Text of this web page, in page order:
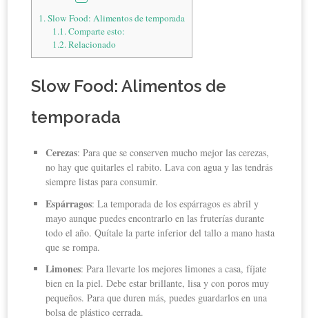
1.Slow Food: Alimentos de temporada
1.1.Comparte esto:
1.2.Relacionado
Slow Food: Alimentos de
temporada
Cerezas: Para que se conserven mucho mejor las cerezas,
no hay que quitarles el rabito. Lava con agua y las tendrás
siempre listas para consumir.
Espárragos: La temporada de los espárragos es abril y
mayo aunque puedes encontrarlo en las fruterías durante
todo el año. Quítale la parte inferior del tallo a mano hasta
que se rompa.
Limones: Para llevarte los mejores limones a casa, fíjate
bien en la piel. Debe estar brillante, lisa y con poros muy
pequeños. Para que duren más, puedes guardarlos en una
bolsa de plástico cerrada.